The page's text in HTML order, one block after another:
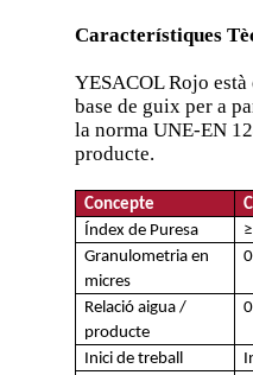
Característiques
YESACOL Rojo
base de guix per a
la norma UNE-EN
producte.
Concepte
Índex de Puresa
Granulometria en
micres
Relació aigua /
producte
Inici de treball